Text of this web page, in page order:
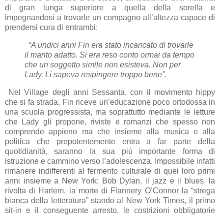
di gran lunga superiore a quella della sorella e
impegnandosi a trovarle un compagno all’altezza capace di
prendersi cura di entrambi:
“A undici anni Fin era stato incaricato di trovarle
il marito adatto. Si era reso conto ormai da tempo
che un soggetto simile non esisteva. Non per
Lady. Li sapeva respingere troppo bene”.
Nel Village degli anni Sessanta, con il movimento hippy
che si fa strada, Fin riceve un’educazione poco ortodossa in
una scuola progressista, ma soprattutto mediante le letture
che Lady gli propone, riviste e romanzi che spesso non
comprende appieno ma che insieme alla musica e alla
politica che prepotentemente entra a far parte della
quotidianità, saranno la sua più importante forma di
istruzione e cammino verso l’adolescenza. Impossibile infatti
rimanere indifferenti al fermento culturale di quei loro primi
anni insieme a New York: Bob Dylan, il jazz e il blues, la
rivolta di Harlem, la morte di Flannery O’Connor la “strega
bianca della letteratura” stando al New York Times, il primo
sit-in e il conseguente arresto, le costrizioni obbligatorie